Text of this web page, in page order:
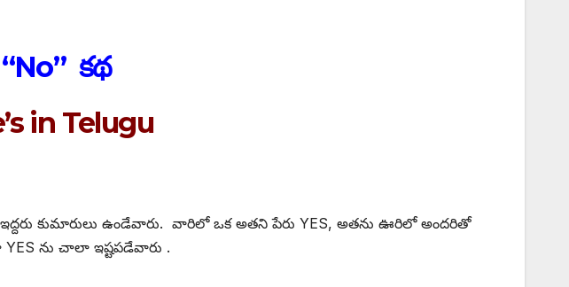
కథ
in Telugu
కుమారులు ఉండేవారు. వారిలో ఒక అతని పేరు YES, అతను ఊరిలో అందరితో
ను చాలా ఇష్టపడేవారు .